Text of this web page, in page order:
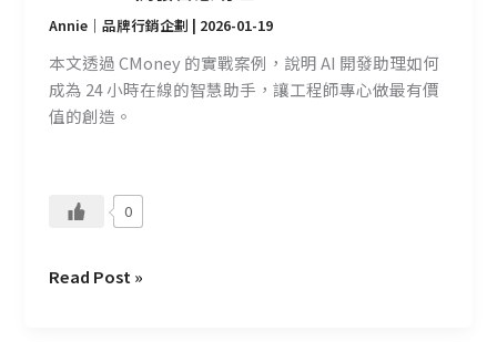
Annie｜品牌行銷企劃 | 2026-01-19
本文透過 CMoney 的實戰案例，說明 AI 開發助理如何
成為 24 小時在線的智慧助手，讓工程師專心做最有價
值的創造。
0
發
智
慧
助
Read Post »